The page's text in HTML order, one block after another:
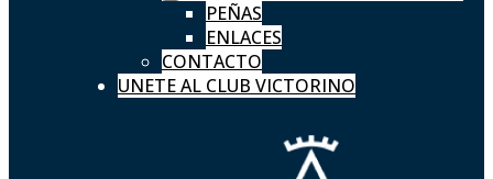
PEÑAS
ENLACES
CONTACTO
UNETE AL CLUB VICTORINO